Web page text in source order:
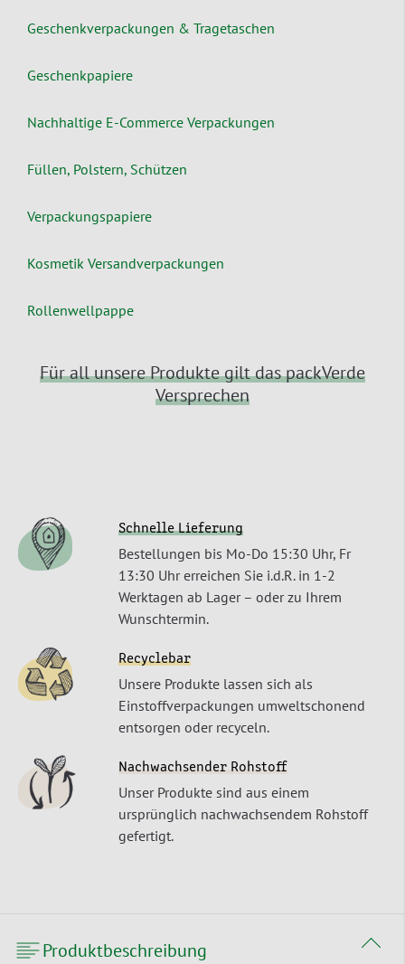
Geschenkverpackungen & Tragetaschen
Geschenkpapiere
Nachhaltige E-Commerce Verpackungen
Füllen, Polstern, Schützen
Verpackungspapiere
Kosmetik Versandverpackungen
Rollenwellpappe
Für all unsere Produkte gilt das packVerde
Versprechen
Schnelle Lieferung
Bestellungen bis Mo-Do 15:30 Uhr, Fr
13:30 Uhr erreichen Sie i.d.R. in 1-2
Werktagen ab Lager – oder zu Ihrem
Wunschtermin.
Recyclebar
Unsere Produkte lassen sich als
Einstoffverpackungen umweltschonend
entsorgen oder recyceln.
Nachwachsender Rohstoff
Unser Produkte sind aus einem
ursprünglich nachwachsendem Rohstoff
gefertigt.
Produktbeschreibung